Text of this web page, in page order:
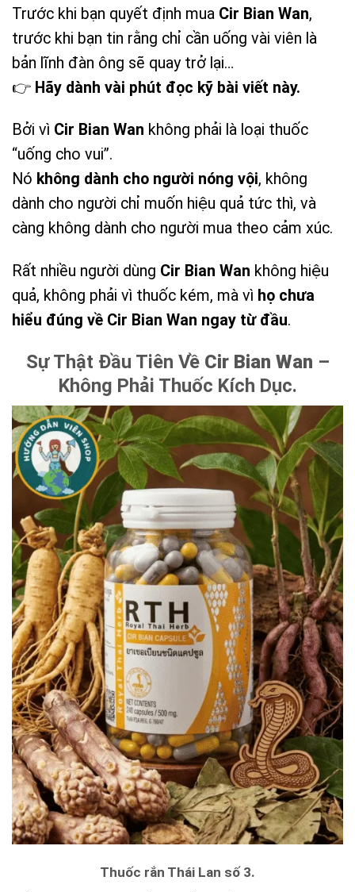
Trước khi bạn quyết định mua Cir Bian Wan,
trước khi bạn tin rằng chỉ cần uống vài viên là
bản lĩnh đàn ông sẽ quay trở lại…
👉 Hãy dành vài phút đọc kỹ bài viết này.
Bởi vì Cir Bian Wan không phải là loại thuốc
“uống cho vui”.
Nó không dành cho người nóng vội, không
dành cho người chỉ muốn hiệu quả tức thì, và
càng không dành cho người mua theo cảm xúc.
Rất nhiều người dùng Cir Bian Wan không hiệu
quả, không phải vì thuốc kém, mà vì họ chưa
hiểu đúng về Cir Bian Wan ngay từ đầu.
Sự Thật Đầu Tiên Về Cir Bian Wan –
Không Phải Thuốc Kích Dục.
Thuốc rắn Thái Lan số 3.